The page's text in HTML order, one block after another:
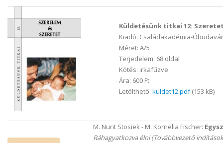
Küldetésünk titkai 12:
Kiadó: Családakadémia-
Méret: A/5
Terjedelem: 68 oldal
Kötés: irkafűzve
Ára: 600 Ft
Letölthető: kuldet12.pdf(153 kB)
M. Nurit Stosiek - M. Kornelia Fischer:
Ráhagyatkozva élni (Továbbvezető